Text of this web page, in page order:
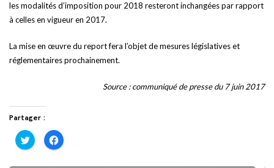
les modalités d’imposition pour 2018 resteront inchangées par rapport
à celles en vigueur en 2017.
La mise en œuvre du report fera l’objet de mesures législatives et
réglementaires prochainement.
Source : communiqué de presse du 7 juin 2017
Partager :
Cliquez
pour
partager
Cliquez
pour
partager